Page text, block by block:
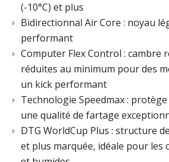
(-10°C) et plus
Bidirectionnal Air Core : noyau
performant
Computer Flex Control : cambre
réduites au minimum pour des
un kick performant
Technologie Speedmax :
une qualité de fartage
DTG WorldCup Plus : structure
et plus marquée, idéale pour les